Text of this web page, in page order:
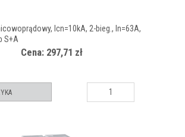
Icn=10kA, 2-bieg., In=63A,
S+A
Cena: 297,71 zł